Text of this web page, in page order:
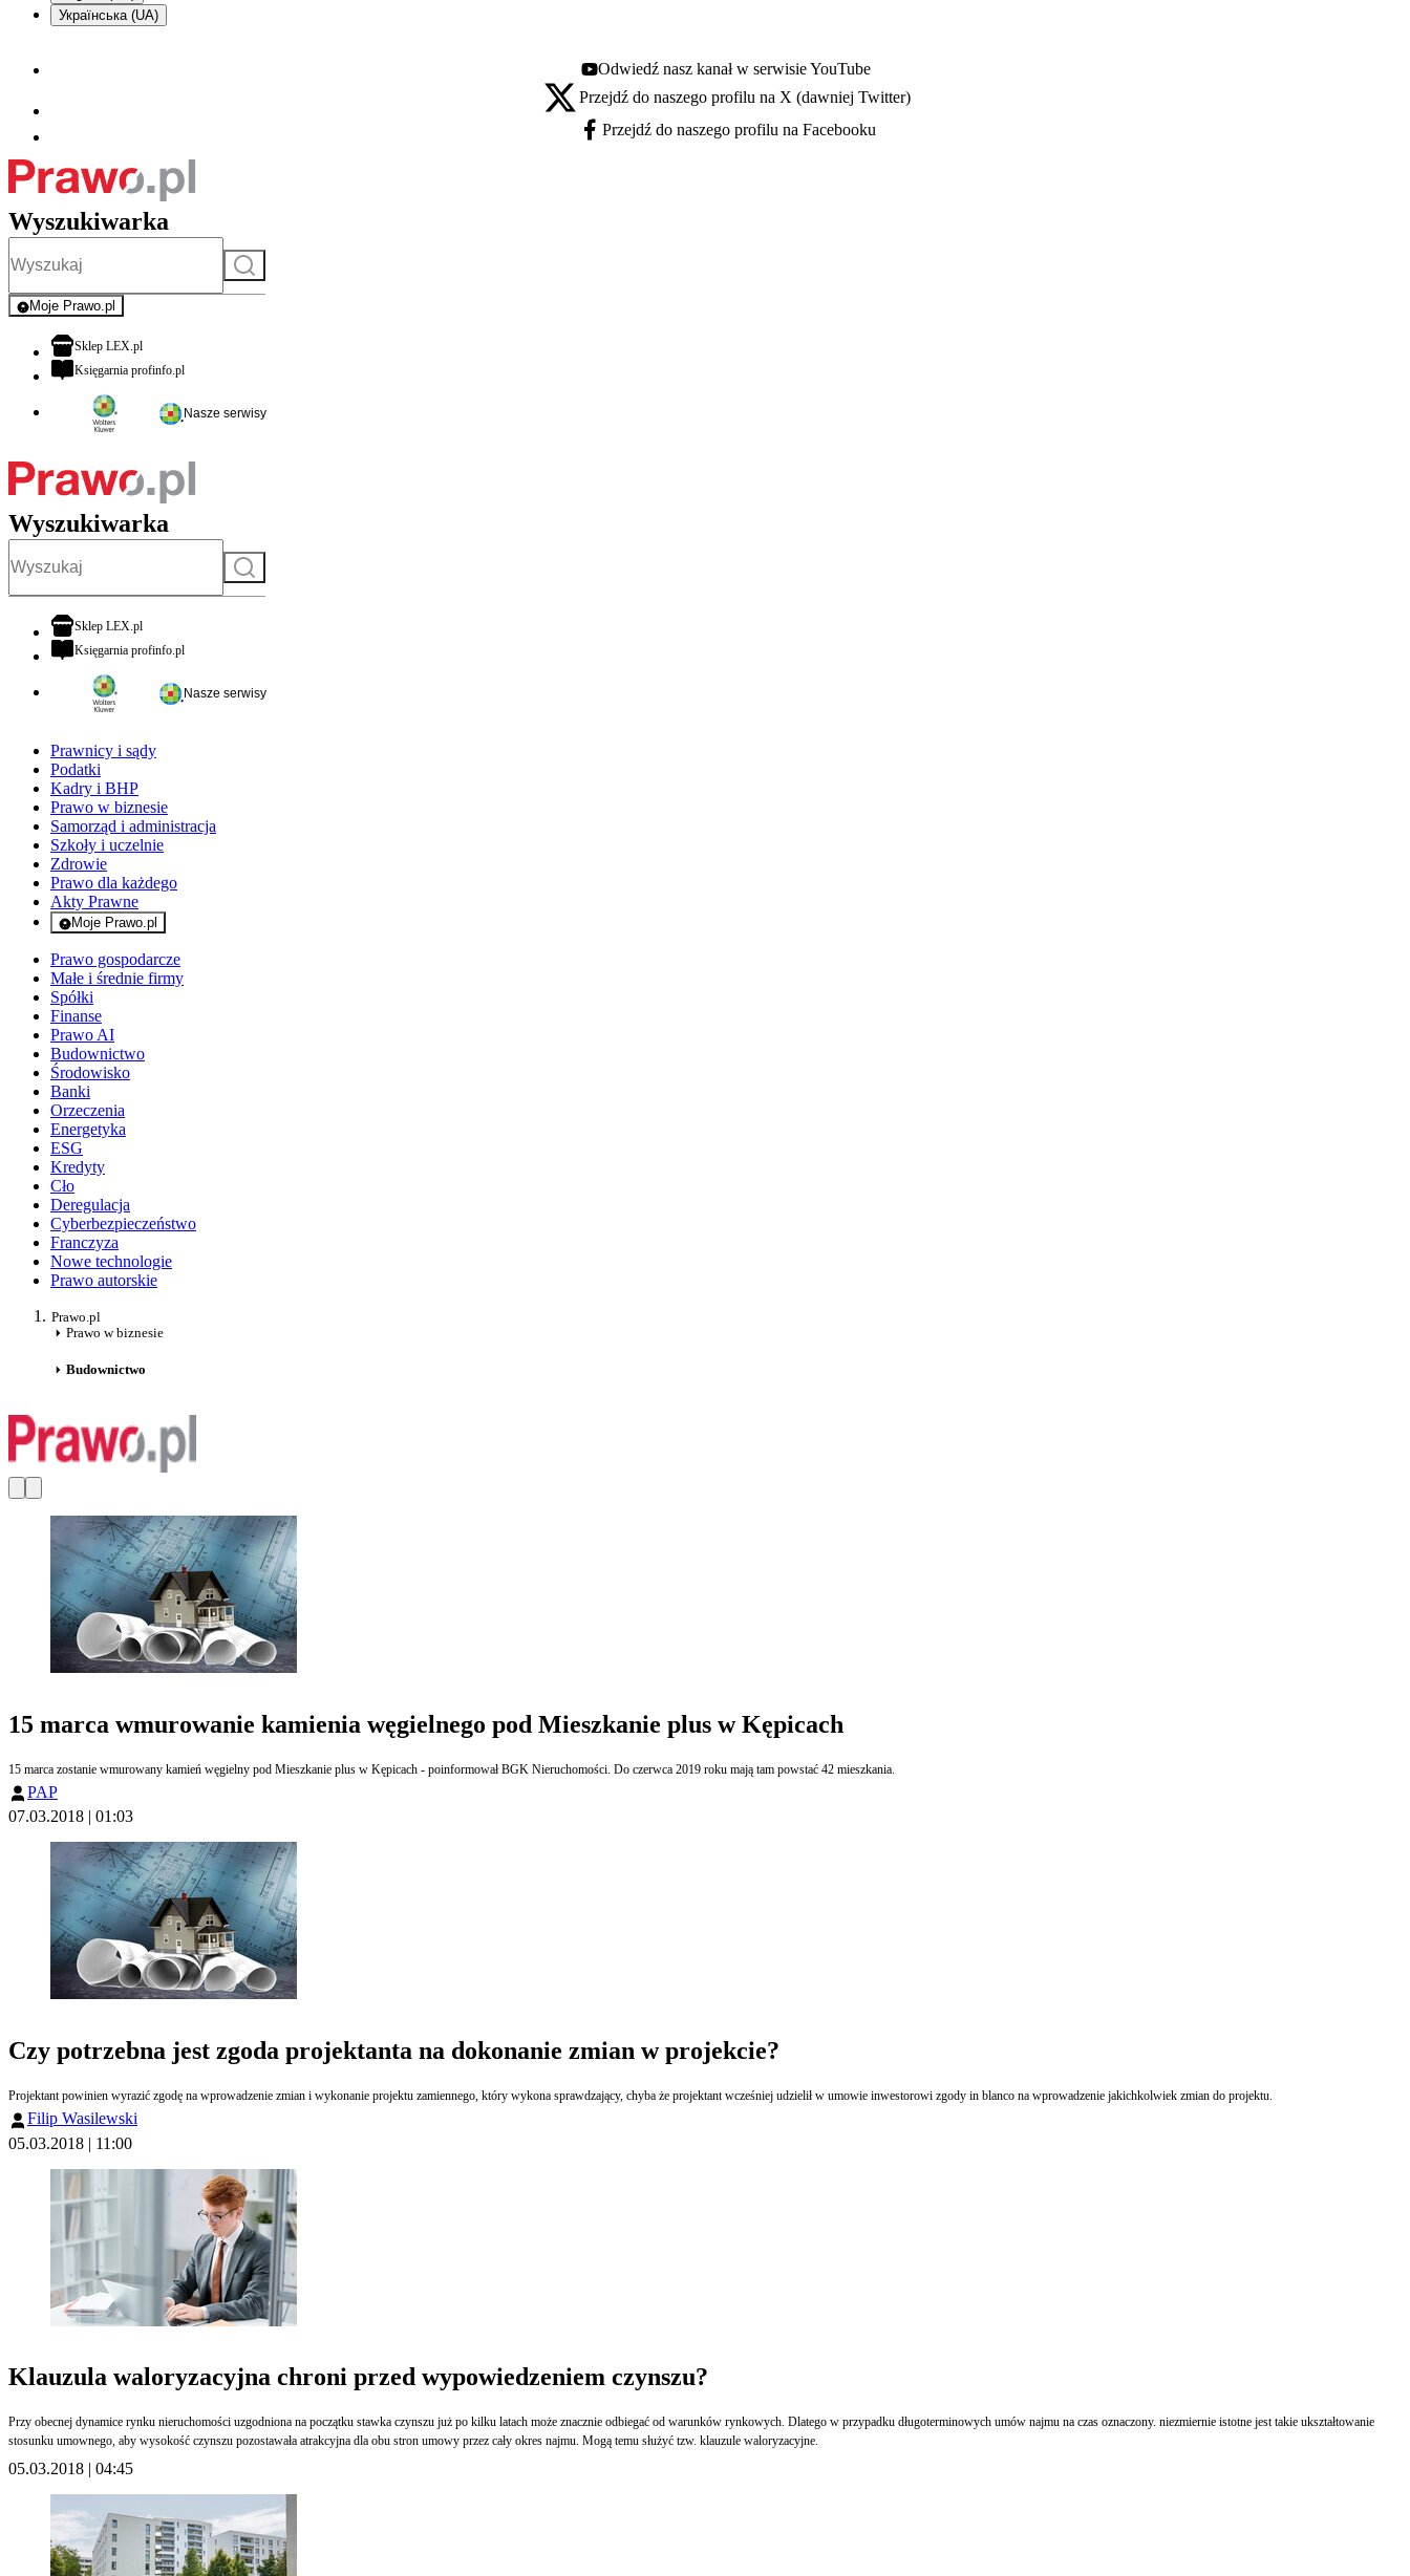
Українська (UA)
Youtube - otwiera się w nowej karcie
Odwiedź nasz kanał w serwisie YouTube
X - otwiera się w nowej karcie
Przejdź do naszego profilu na X (dawniej Twitter)
Facebook - otwiera się w nowej karcie
Przejdź do naszego profilu na Facebooku
Wyszukiwarka
Szukaj
Moje Prawo.pl
- rejestracja i logowanie do serwisu
Sklep LEX.plotwiera się w nowej karcie
Księgarnia profinfo.plotwiera się w nowej karcie
Nasze serwisy
Wyszukiwarka
Szukaj
Sklep LEX.plotwiera się w nowej karcie
Księgarnia profinfo.plotwiera się w nowej karcie
Nasze serwisy
Prawnicy i sądy
Podatki
Kadry i BHP
Prawo w biznesie
Samorząd i administracja
Szkoły i uczelnie
Zdrowie
Prawo dla każdego
Akty Prawne
Moje Prawo.pl
- rejestracja i logowanie do serwisu
Prawo gospodarcze
Małe i średnie firmy
Spółki
Finanse
Prawo AI
Budownictwo
Środowisko
Banki
Orzeczenia
Energetyka
ESG
Kredyty
Cło
Deregulacja
Cyberbezpieczeństwo
Franczyza
Nowe technologie
Prawo autorskie
Prawo.pl
Prawo w biznesie
Budownictwo
15 marca wmurowanie kamienia węgielnego pod Mieszkanie plus w Kępicach
15 marca zostanie wmurowany kamień węgielny pod Mieszkanie plus w Kępicach - poinformował BGK Nieruchomości. Do czerwca 2019 roku mają tam powstać 42 mieszkania.
PAP
07.03.2018 | 01:03
Czy potrzebna jest zgoda projektanta na dokonanie zmian w projekcie?
Projektant powinien wyrazić zgodę na wprowadzenie zmian i wykonanie projektu zamiennego, który wykona sprawdzający, chyba że projektant wcześniej udzielił w umowie inwestorowi zgody in blanco na wprowadzenie jakichkolwiek zmian do projektu.
Filip Wasilewski
05.03.2018 | 11:00
Klauzula waloryzacyjna chroni przed wypowiedzeniem czynszu?
Przy obecnej dynamice rynku nieruchomości uzgodniona na początku stawka czynszu już po kilku latach może znacznie odbiegać od warunków rynkowych. Dlatego w przypadku długoterminowych umów najmu na czas oznaczony. niezmiernie istotne jest takie ukształtowanie
stosunku umownego, aby wysokość czynszu pozostawała atrakcyjna dla obu stron umowy przez cały okres najmu. Mogą temu służyć tzw. klauzule waloryzacyjne.
05.03.2018 | 04:45